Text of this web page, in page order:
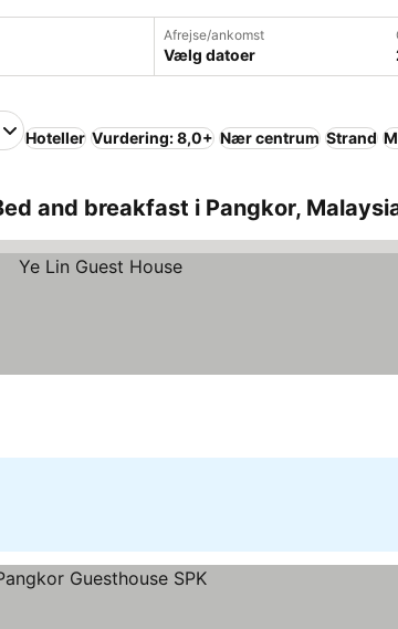
Afrejse/ankomst
Vælg datoer
Hoteller Vurdering: 8,0+ Nær centrum Strand
and breakfast i Pangkor,